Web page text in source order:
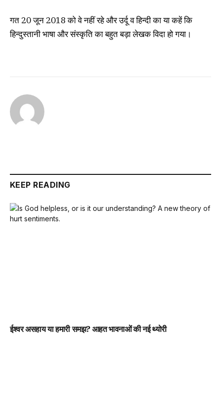
गत 20 जून 2018 को वे नहीं रहे और उर्दू व हिन्दी का या कहें कि
हिन्दुस्तानी भाषा और संस्कृति का बहुत बड़ा लेखक विदा हो गया।
KEEP READING
ईश्वर असहाय या हमारी समझ? आहत भावनाओं की नई थ्योरी